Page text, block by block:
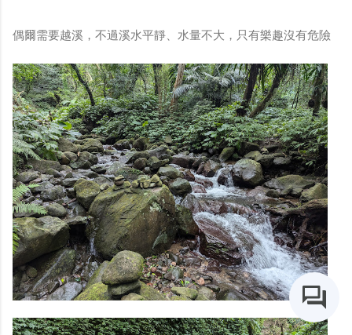
偶爾需要越溪，不過溪水平靜、水量不大，只有樂趣沒有危險